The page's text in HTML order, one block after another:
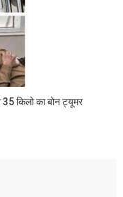
35 किलो का बोन ट्यूमर